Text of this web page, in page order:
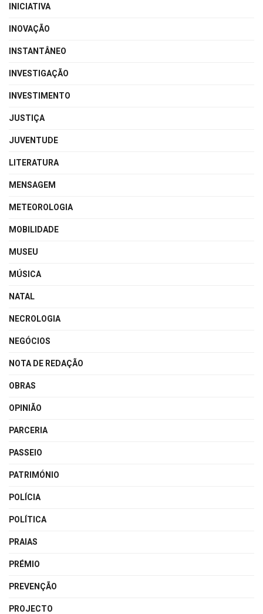
INICIATIVA
INOVAÇÃO
INSTANTÂNEO
INVESTIGAÇÃO
INVESTIMENTO
JUSTIÇA
JUVENTUDE
LITERATURA
MENSAGEM
METEOROLOGIA
MOBILIDADE
MUSEU
MÚSICA
NATAL
NECROLOGIA
NEGÓCIOS
NOTA DE REDAÇÃO
OBRAS
OPINIÃO
PARCERIA
PASSEIO
PATRIMÓNIO
POLÍCIA
POLÍTICA
PRAIAS
PRÉMIO
PREVENÇÃO
PROJECTO